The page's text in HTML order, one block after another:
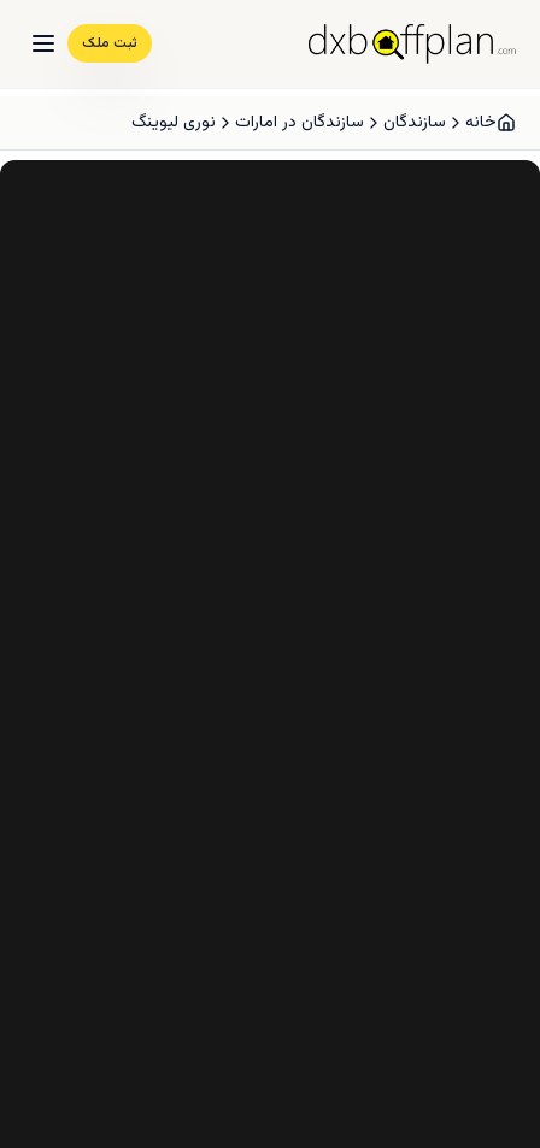
ثبت ملک
خانه سازندگان سازندگان در امارات نوری لیوینگ